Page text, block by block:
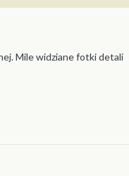
Mile widziane fotki detali